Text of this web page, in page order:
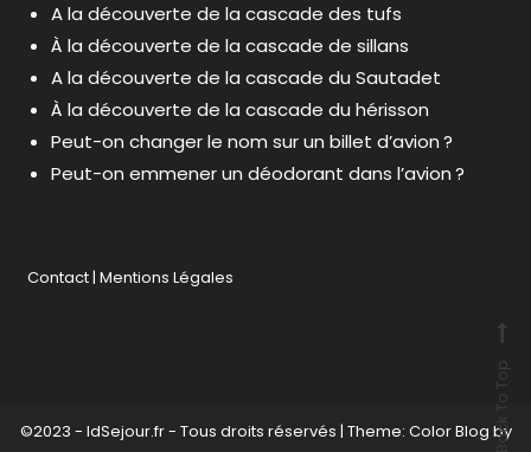
A la découverte de la cascade des tufs
À la découverte de la cascade de sillans
A la découverte de la cascade du Sautadet
À la découverte de la cascade du hérisson
Peut-on changer le nom sur un billet d’avion ?
Peut-on emmener un déodorant dans l’avion ?
Contact |Mentions Légales
©2023 - IdSejour.fr - Tous droits réservés | Theme: Color Blog by
Back To Top